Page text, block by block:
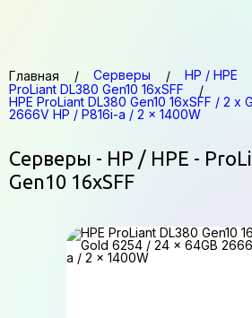
Главная Серверы
HP / HPE
ProLiant DL380 Gen10 16xSFF
HPE ProLiant DL380 Gen10 16xSFF / 2
2666V HP / P816i-a / 2 x 1400W
Серверы - HP / HPE -
Gen10 16xSFF